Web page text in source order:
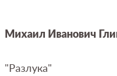
Михаил Иванович
"Разлука"